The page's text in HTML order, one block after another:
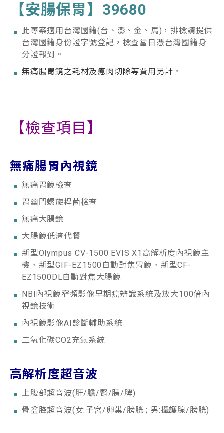
【安腸保胃】39680
此專案適用台灣國籍(台、澎、金、馬)，排檢請提供
台灣國籍身份證字號登記，檢查當日憑台灣國籍身
分證報到。
無痛腸胃鏡之耗材及瘜肉切除等費用另計 。
【檢查項目】
無痛腸胃內視鏡
無痛胃鏡檢查
胃幽門螺旋桿菌檢查
無痛大腸鏡
大腸鏡低渣代餐
新型Olympus CV-1500 EVIS X1高解析度內視鏡主
機、新型GIF-EZ1500自動對焦胃鏡、新型CF-
EZ1500DL自動對焦大腸鏡
NBI內視鏡窄頻影像早期癌辨識系統及放大100倍內
視鏡技術
內視鏡影像AI診斷輔助系統
二氧化碳CO2充氣系統
高解析度超音波
上腹部超音波(肝/膽/腎/胰/脾)
骨盆腔超音波(女:子宮/卵巢/膀胱 ; 男:攝護腺/膀胱)